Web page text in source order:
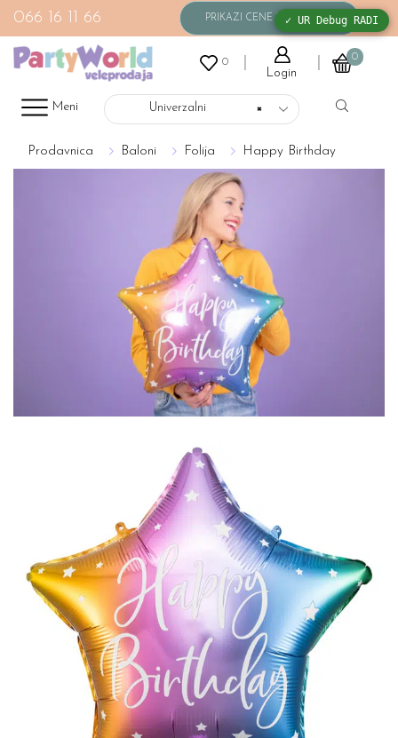
066 16 11 66
0
Login
0
Meni ×
Univerzalni
Prodavnica Baloni Folija Happy Birthday
✓ UR Debug RADI